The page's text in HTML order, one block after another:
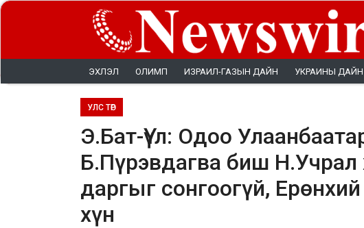
ЭХЛЭЛ ОЛИМП ИЗРАИЛ-ГАЗЫН ДАЙН УКРАИНЫ ДАЙН
УЛС ТӨР
Э.Бат-Үүл: Одоо
Б.Пүрэвдагва биш
даргыг сонгоогүй,
хүн